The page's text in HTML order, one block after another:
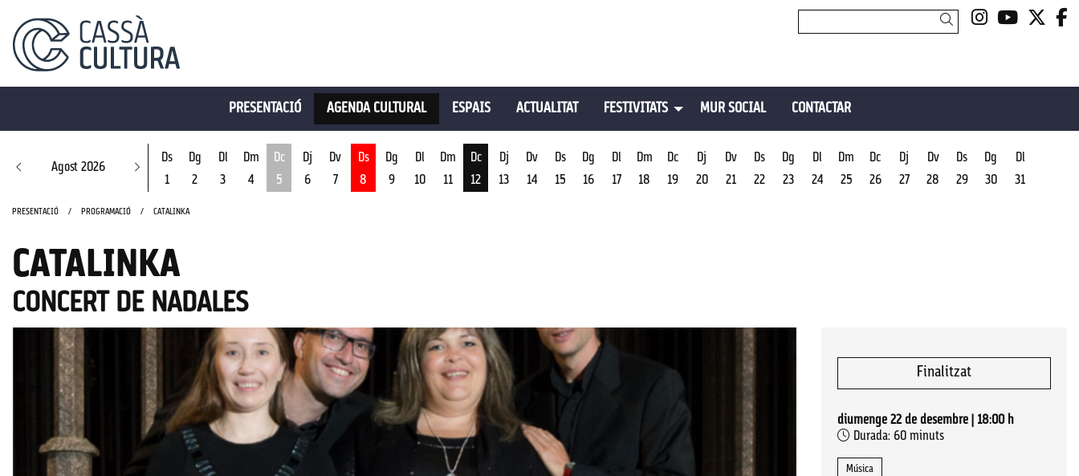
Link aLink a
Cercar
PRESENTACIÓ AGENDA CULTURAL ESPAIS ACTUALITAT FESTIVITATS MUR SOCIAL CONTACTAR
Agost 2026
Ds
1
Dg
2
Dl
3
Dm
4
Dc
5
Dj
6
Dv
7
Ds
8
Dg
9
Dl
10
Dm
11
Dc
12
Dj
13
Dv
14
Ds
15
Dg
16
Dl
17
Dm
18
Dc
19
Dj
20
Dv
21
Ds
22
Dg
23
Dl
24
Dm
25
Dc
26
Dj
27
Dv
28
Ds
29
Dg
30
Dl
31
PRESENTACIÓ PROGRAMACIÓ CATALINKA
CATALINKA
CONCERT DE NADALES
Finalitzat
diumenge 22 de desembre
18:00 h
Durada: 60 minuts
Música